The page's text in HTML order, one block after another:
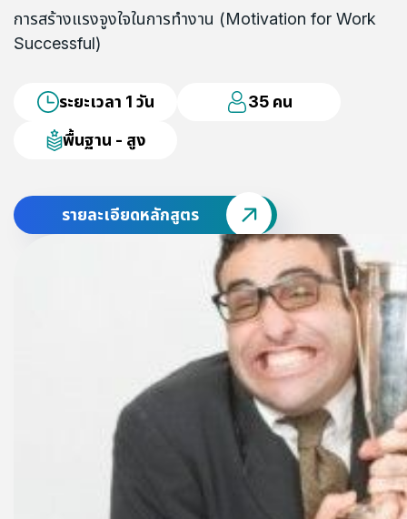
การสร้างแรงจูงใจในการทำงาน (Motivation for Work
Successful)
ระยะเวลา 1 วัน
35 คน
พื้นฐาน - สูง
รายละเอียดหลักสูตร